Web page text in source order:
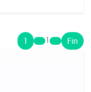
1 1 Fin